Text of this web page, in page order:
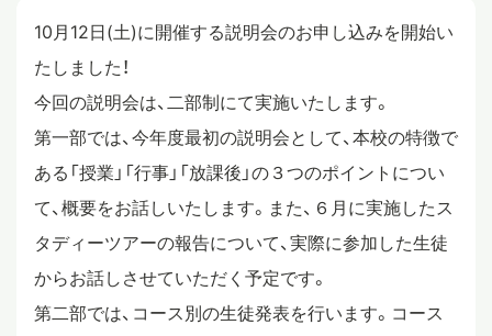
クロスカリキュラム
スタディツアー
ニュース
教員ブログ
10月12日(土)に開催する説明会のお申し込みを開始い
たしました！
今回の説明会は、二部制にて実施いたします。
第一部では、今年度最初の説明会として、本校の特徴で
ある「授業」「行事」「放課後」の３つのポイントについ
て、概要をお話しいたします。また、６月に実施したス
タディーツアーの報告について、実際に参加した生徒
からお話しさせていただく予定です。
第二部では、コース別の生徒発表を行います。コース